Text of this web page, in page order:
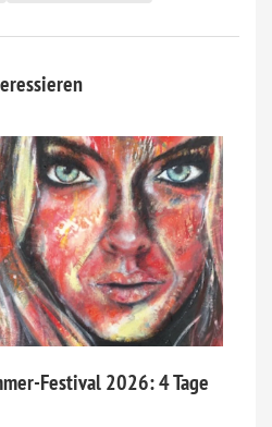
Festival 2026: 4 Tage